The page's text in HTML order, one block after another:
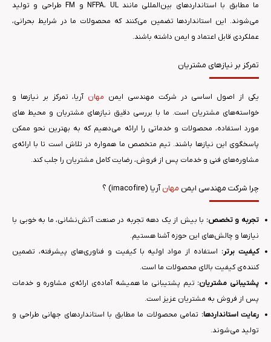
ما مطابق با استانداردهای بین‌المللی مانند NFPA، UL و FM طراحی و تولید
می‌شوند. این استانداردها تضمین می‌کنند که محصولات ما در شرایط بحرانی،
عملکردی قابل اعتماد و ایمن داشته باشند.
تمرکز بر نیازهای مشتریان
یکی از اصول اساسی در شرکت مهندسی ایمن مهان آریا، تمرکز بر نیازها و
خواسته‌های مشتریان است. ما با بررسی دقیق نیازهای مشتریان و محیط های
مورد استفاده، محصولات و خدماتی را ارائه می‌دهیم که به بهترین نحو ممکن
پاسخگوی این نیازها باشند. تیم متخصص ما همواره در تلاش است تا با ارائه‌ی
مشاوره‌های فنی و خدمات پس از فروش، رضایت کامل مشتریان را جلب کند.
چرا شرکت مهندسی ایمن مهانآریا (imacofire) ؟
تجربه و تخصص: با بیش از یک دهه تجربه در صنعت آتش‌نشانی، ما به خوبی با
نیازها و چالش‌های این حوزه آشنا هستیم.
کیفیت برتر: استفاده از مواد اولیه با کیفیت و فناوری‌های پیشرفته، تضمین
کننده‌ی کیفیت بالای محصولات ما است.
پشتیبانی مشتریان: تیم پشتیبانی ما همیشه آماده‌ی ارائه‌ی مشاوره و خدمات
پس از فروش به مشتریان عزیز است.
رعایت استانداردها: تمامی محصولات ما مطابق با استانداردهای جهانی طراحی و
تولید می‌شوند.